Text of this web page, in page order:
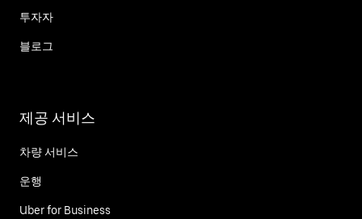
투자자
블로그
제공 서비스
차량 서비스
운행
Uber for Business